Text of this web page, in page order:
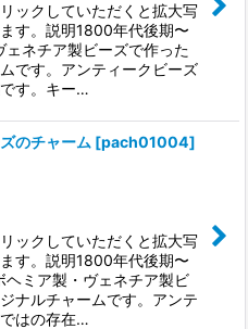
ックしていただくと拡大写
す。説明1800年代後期〜
ネチア製ビーズで作った
です。アンティークビーズ
す。キー…
のチャーム [pach01004]
ックしていただくと拡大写
す。説明1800年代後期〜
ミア製・ヴェネチア製ビ
ナルチャームです。アンテ
はの存在…